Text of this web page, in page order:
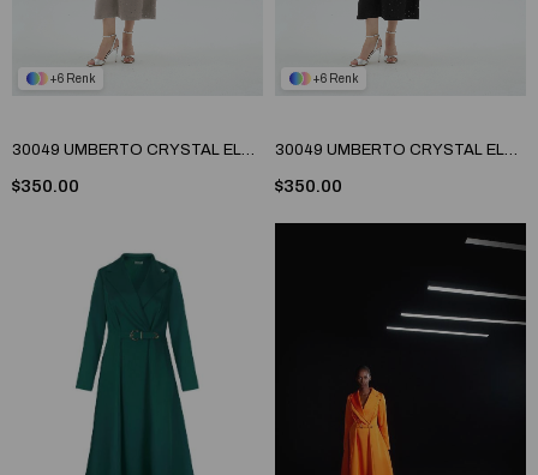
6
30049 UMBERTO CRYSTAL ELBİSE Taş
$350.00
6
30049 UMBERTO CRYSTAL ELBİSE Siyah
$350.00